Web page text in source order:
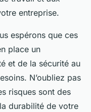
entreprise.
espérons que ces
place un
et de la sécurité au
N’oubliez pas
risques sont des
durabilité de votre